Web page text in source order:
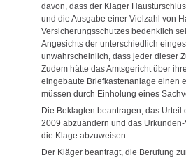
davon, dass der Kläger
und die Ausgabe einer Vielzahl von
Versicherungsschutzes bedenklich
Angesichts der unterschiedlich
unwahrscheinlich, dass jeder dieser
Zudem hätte das Amtsgericht über
eingebaute Briefkastenanlage einen
müssen durch Einholung eines
Die Beklagten beantragen, das Urteil
2009 abzuändern und das
die Klage abzuweisen.
Der Kläger beantragt, die Berufung